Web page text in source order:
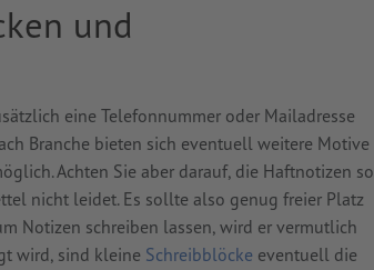
und
eine Telefonnummer oder Mailadresse
Branche bieten sich eventuell weitere Motive
Achten Sie aber darauf, die Haftnotizen so
nicht leidet. Es sollte also genug freier Platz
Notizen schreiben lassen, wird er vermutlich
wird, sind kleine Schreibblöcke eventuell die